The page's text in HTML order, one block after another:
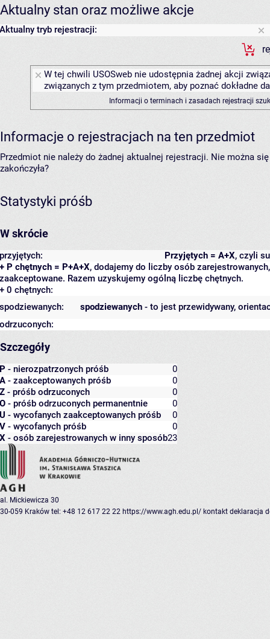
Aktualny stan oraz możliwe akcje
Aktualny tryb rejestracji:
W tej chwili USOSweb nie udostępnia żadnej akcji
związanych z tym przedmiotem, aby poznać dokładne
Informacji o terminach i zasadach rejestracji
Informacje o rejestracjach na ten przedmiot
Przedmiot nie należy do żadnej aktualnej rejestracji. Nie można
zakończyła?
Statystyki próśb
W skrócie
Przyjętych = A+X, czyli
przyjętych:
+ P chętnych = P+A+X, dodajemy do liczby osób
zaakceptowane. Razem uzyskujemy ogólną liczbę chętnych.
+ 0 chętnych:
spodziewanych - to jest przewidywany,
spodziewanych:
odrzuconych:
Szczegóły
P - nierozpatrzonych próśb
0
A - zaakceptowanych próśb
0
Z - próśb odrzuconych
0
O - próśb odrzuconych permanentnie
0
U - wycofanych zaakceptowanych próśb
0
V - wycofanych próśb
0
X - osób zarejestrowanych w inny sposób23
al. Mickiewicza 30
30-059 Kraków tel: +48 12 617 22 22 https://www.agh.edu.pl/ kontakt deklaracja